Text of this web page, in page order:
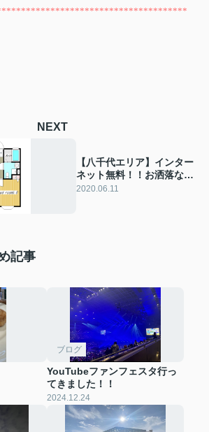
NEXT
【八千代エリア】インター
ネット無料！！お洒落なリ
ノベーション済み♪
2020.06.11
記事
ブログ
YouTubeファンフェスタ行っ
てきました！！
2024.12.24